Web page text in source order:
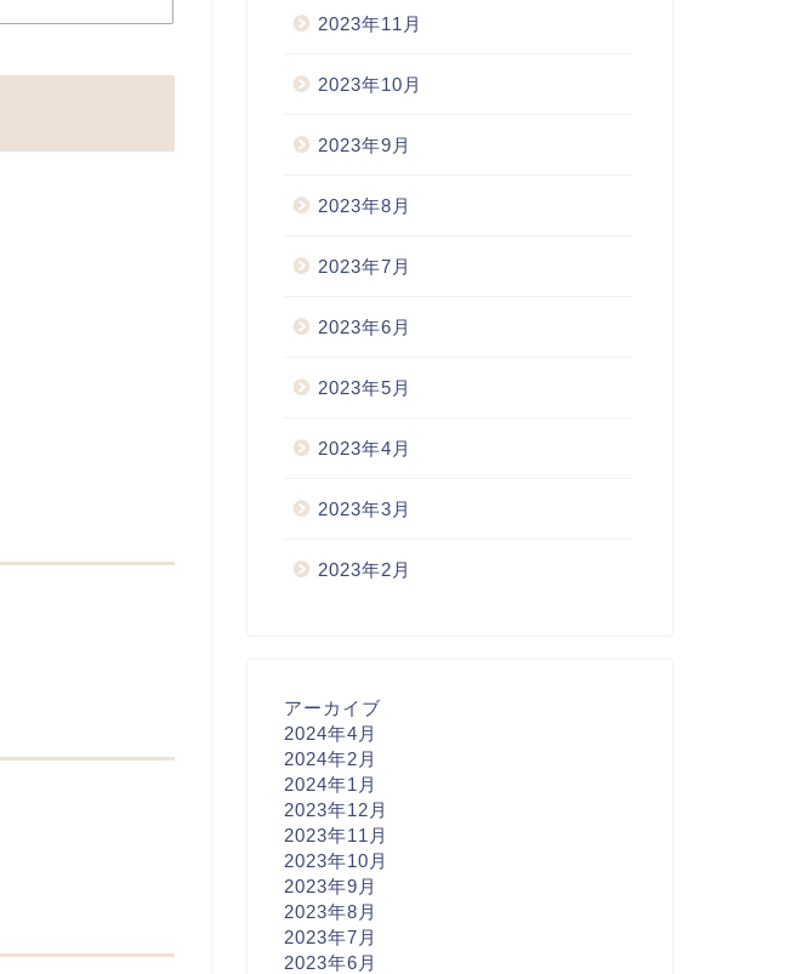
2023年11月
2023年10月
2023年9月
2023年8月
2023年7月
2023年6月
2023年5月
2023年4月
2023年3月
2023年2月
アーカイブ
2024年4月
2024年2月
2024年1月
2023年12月
2023年11月
2023年10月
2023年9月
2023年8月
2023年7月
2023年6月